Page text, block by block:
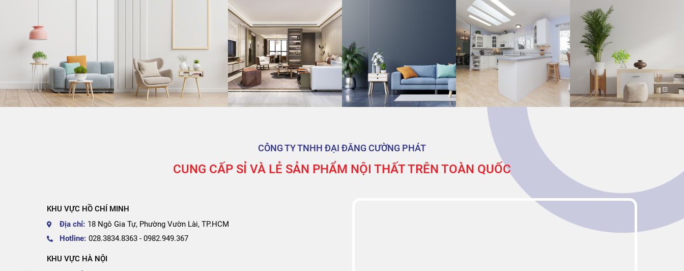
CÔNG TY TNHH ĐẠI ĐĂNG CƯỜNG PHÁT
CUNG CẤP SỈ VÀ LẺ SẢN PHẨM NỘI THẤT TRÊN TOÀN QUỐC
KHU VỰC HỒ CHÍ MINH
Địa chỉ: 18 Ngô Gia Tự, Phường Vườn Lài, TP.HCM
Hotline: 028.3834.8363 - 0982.949.367
KHU VỰC HÀ NỘI